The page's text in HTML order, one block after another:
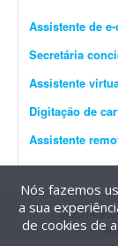
Digitação de
Assistente
@2014-
Nós fazemos
a sua
de cookies de